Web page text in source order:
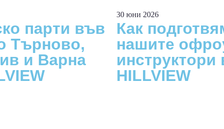
парти във
Търново,
и Варна
30 юни 2026
Как
нашите
инструктори
HILLVIEW